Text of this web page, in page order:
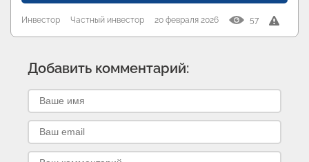
Инвестор Частный инвестор 20 февраля 2026 57
Добавить комментарий: